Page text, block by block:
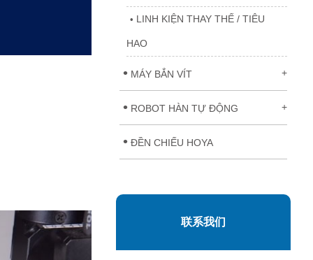
• LINH KIỆN THAY THẾ / TIÊU
HAO
• MÁY BẮN VÍT +
• ROBOT HÀN TỰ ĐỘNG +
• ĐỀN CHIẾU HOYA
联系我们